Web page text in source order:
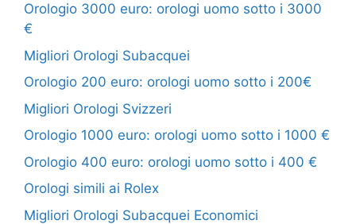
Orologio 3000 euro: orologi uomo sotto i 3000
€
Migliori Orologi Subacquei
Orologio 200 euro: orologi uomo sotto i 200€
Migliori Orologi Svizzeri
Orologio 1000 euro: orologi uomo sotto i 1000 €
Orologio 400 euro: orologi uomo sotto i 400 €
Orologi simili ai Rolex
Migliori Orologi Subacquei Economici